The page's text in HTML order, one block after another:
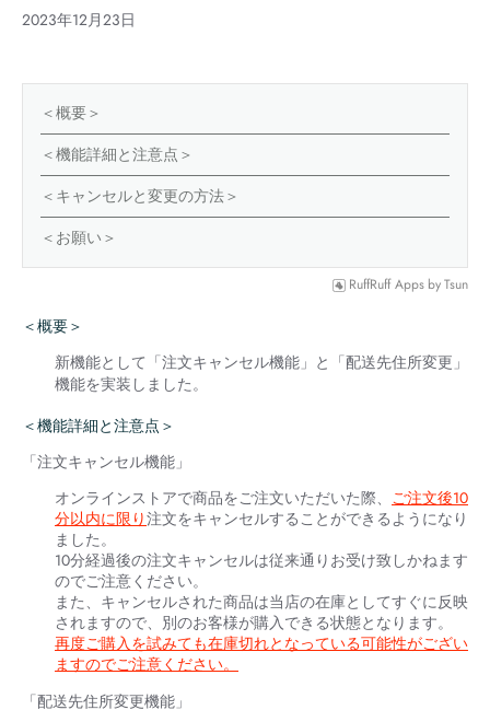
2023年12月23日
＜概要＞
＜機能詳細と注意点＞
＜キャンセルと変更の方法＞
＜お願い＞
RuffRuff Apps byTsun
＜概要＞
新機能として「注文キャンセル機能」と「配送先住所変更」
機能を実装しました。
＜機能詳細と注意点＞
「注文キャンセル機能」
オンラインストアで商品をご注文いただいた際、 ご注文後10
分以内に限り注文をキャンセルすることができるようになり
ました。
10分経過後の注文キャンセルは従来通りお受け致しかねます
のでご注意ください。
また、キャンセルされた商品は当店の在庫としてすぐに反映
されますので、別のお客様が購入できる状態となります。
再度ご購入を試みても在庫切れとなっている可能性がござい
ますのでご注意ください。
「配送先住所変更機能」